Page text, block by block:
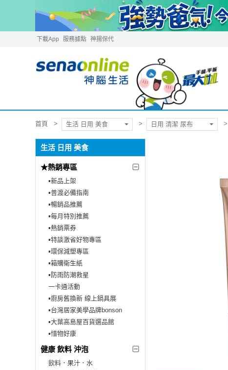
下載App 服務據點 神揚保代
首頁 生活 日用 美食 日用 清潔 尿布
生活 日用 美食
★熱銷專區
▪︎新品上架
▪︎普渡必備指南
▪︎暢銷品推薦
▪︎每月特別推薦
▪︎熱銷票券
▪︎特談激省好物專區
▪︎環保減塑專區
▪︎箱購衛生紙
▪︎防雨防潮救星
一卡通活動
▪︎廚房舊換新 線上鍋具展
▪︎台灣居家美學品牌bonson
▪︎大葉高島屋百貨選品館
▪︎惜物好康
健康 飲料 沖泡
飲料．果汁．水